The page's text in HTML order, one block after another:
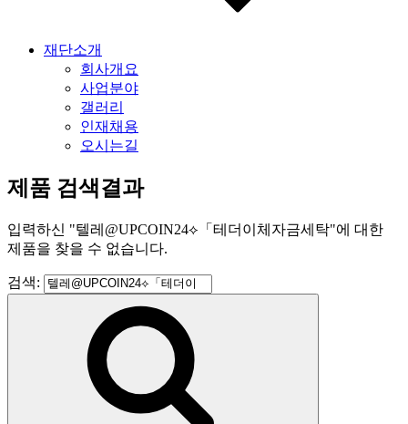
재단소개
회사개요
사업분야
갤러리
인재채용
오시는길
제품 검색결과
입력하신 "텔레@UPCOIN24⟡「테더이체자금세탁"에 대한
제품을 찾을 수 없습니다.
검색: